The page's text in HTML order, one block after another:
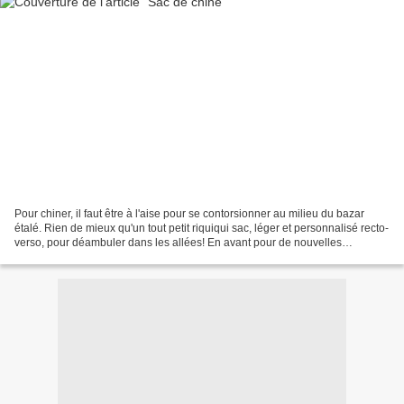
Pour chiner, il faut être à l'aise pour se contorsionner au milieu du bazar
étalé. Rien de mieux qu'un tout petit riquiqui sac, léger et personnalisé recto-
verso, pour déambuler dans les allées! En avant pour de nouvelles